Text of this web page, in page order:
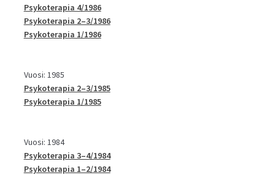
Psykoterapia 4/1986
Psykoterapia 2–3/1986
Psykoterapia 1/1986
Vuosi: 1985
Psykoterapia 2–3/1985
Psykoterapia 1/1985
Vuosi: 1984
Psykoterapia 3–4/1984
Psykoterapia 1–2/1984